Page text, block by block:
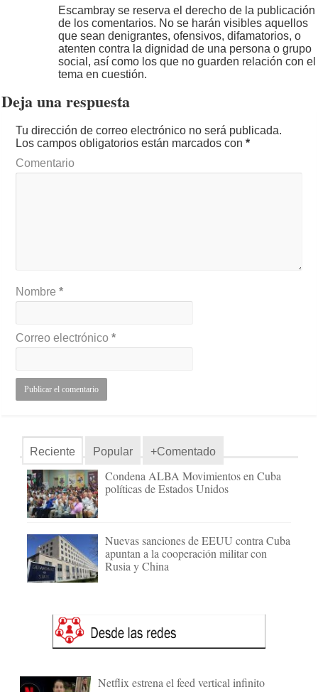
Escambray se reserva el derecho de la publicación
de los comentarios. No se harán visibles aquellos
que sean denigrantes, ofensivos, difamatorios, o
atenten contra la dignidad de una persona o grupo
social, así como los que no guarden relación con el
tema en cuestión.
Deja una respuesta
Tu dirección de correo electrónico no será publicada.
Los campos obligatorios están marcados con*
Comentario
Nombre*
Correo electrónico*
Reciente Popular +Comentado
Condena ALBA Movimientos en Cuba
políticas de Estados Unidos
Nuevas sanciones de EEUU contra Cuba
apuntan a la cooperación militar con
Rusia y China
Netflix estrena el feed vertical infinito